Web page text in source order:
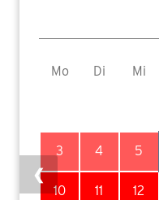
Mo Di Mi
3 4 5
10 11 12
❮